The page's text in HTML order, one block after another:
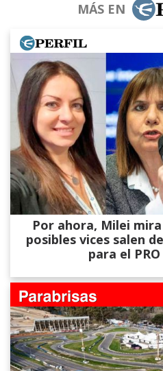
MÁS EN
Por ahora, Milei
posibles vices salen
para el